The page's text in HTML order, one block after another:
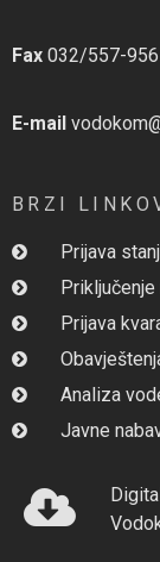
Fax 032/557-956
E-mail
BRZI
Prijava
Priključenje
Prijava
Analiza
Javne